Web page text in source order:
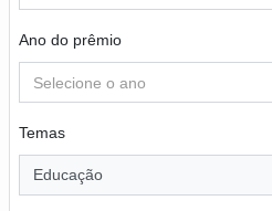
Ano do prêmio
Selecione o ano
Temas
Educação